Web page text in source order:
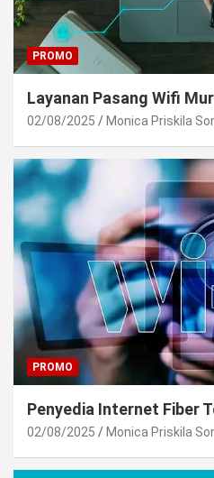
PROMO
Layanan Pasang Wifi
02/08/2025 Monica Priskila
PROMO
Penyedia Internet Fiber
02/08/2025 Monica Priskila